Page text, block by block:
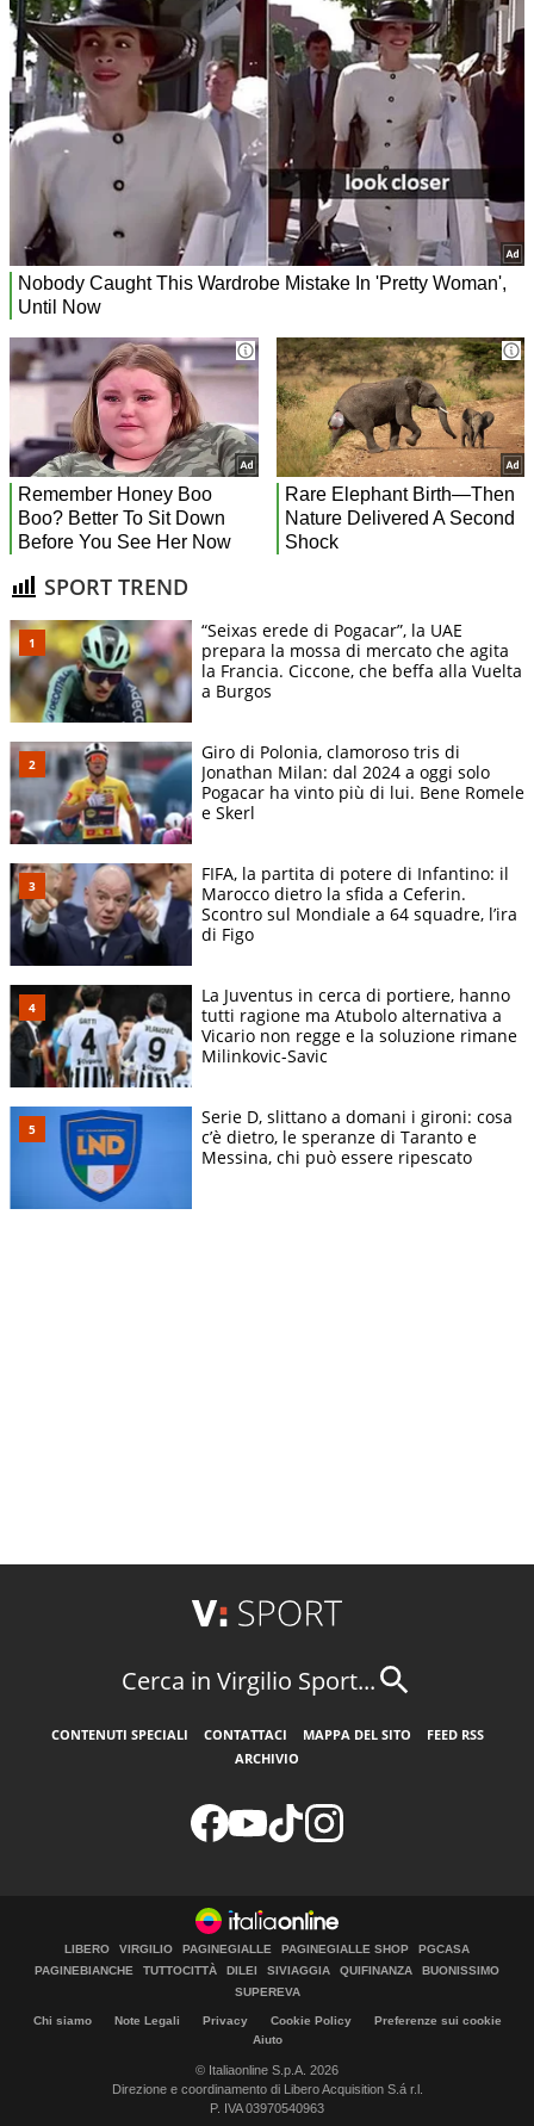
SPORT TREND
“Seixas erede di Pogacar”, la UAE
prepara la mossa di mercato che agita
la Francia. Ciccone, che beffa alla Vuelta
a Burgos
Giro di Polonia, clamoroso tris di
Jonathan Milan: dal 2024 a oggi solo
Pogacar ha vinto più di lui. Bene Romele
e Skerl
FIFA, la partita di potere di Infantino: il
Marocco dietro la sfida a Ceferin.
Scontro sul Mondiale a 64 squadre, l’ira
di Figo
La Juventus in cerca di portiere, hanno
tutti ragione ma Atubolo alternativa a
Vicario non regge e la soluzione rimane
Milinkovic-Savic
Serie D, slittano a domani i gironi: cosa
c’è dietro, le speranze di Taranto e
Messina, chi può essere ripescato
Cerca in Virgilio Sport...
CONTENUTI SPECIALI CONTATTACI MAPPA DEL SITO
FEED RSS
ARCHIVIO
LIBERO VIRGILIO PAGINEGIALLE PAGINEGIALLE SHOP
PGCASA
PAGINEBIANCHE
TUTTOCITTÀ DILEI SIVIAGGIA QUIFINANZA
BUONISSIMO
SUPEREVA
Chi siamo Note Legali Privacy Cookie Policy
Preferenze sui cookie
Aiuto
© Italiaonline S.p.A. 2026
Direzione e coordinamento di Libero Acquisition S.á r.l.
P. IVA 03970540963